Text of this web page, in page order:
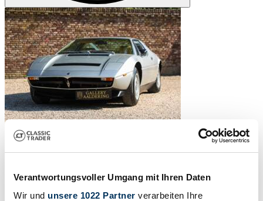
Verantwortungsvoller Umgang mit Ihren Daten
Wir und unsere 1022 Partner verarbeiten Ihre